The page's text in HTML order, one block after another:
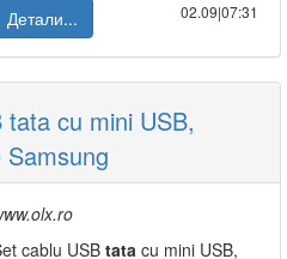
Детали...
02.09|07:31
tata cu mini USB,
cablu USB tata cu mini USB,